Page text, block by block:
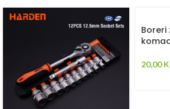
Boreri
20,00